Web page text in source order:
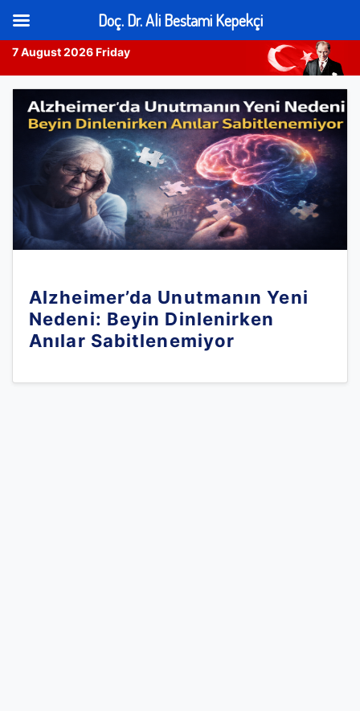
7 August 2026 Friday
content
Alzheimer’da Unutmanın Yeni
Nedeni: Beyin Dinlenirken
Anılar Sabitlenemiyor
Doç. Dr. Ali Bestami Kepekçi